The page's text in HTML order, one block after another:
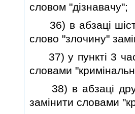
словом "дiзнавачу";
36) в абзацi
слово "злочину"
37) у пунктi 3
словами
38) в абзацi
замiнити словами